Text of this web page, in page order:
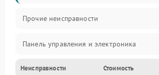
Прочие неисправности
Панель управления и электроника
Дверца и корпус
Неисправности Стоимость